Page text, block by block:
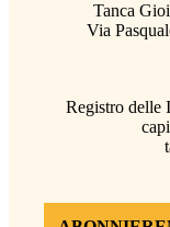
Tanca
Via
Registro delle